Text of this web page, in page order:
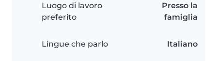
Luogo di lavoro
preferito
Presso la
famiglia
Lingue che parlo Italiano